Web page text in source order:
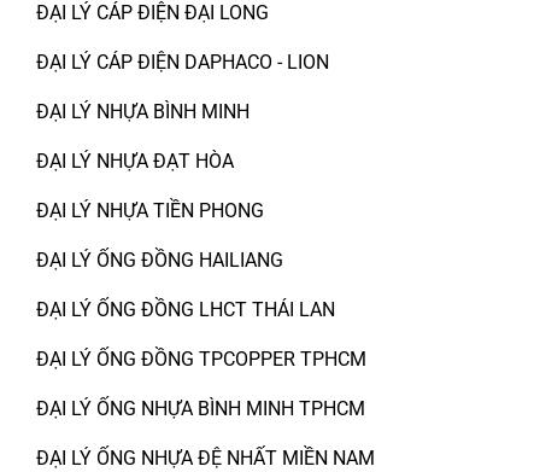
ĐẠI LÝ CÁP ĐIỆN ĐẠI LONG
ĐẠI LÝ CÁP ĐIỆN DAPHACO - LION
ĐẠI LÝ NHỰA BÌNH MINH
ĐẠI LÝ NHỰA ĐẠT HÒA
ĐẠI LÝ NHỰA TIỀN PHONG
ĐẠI LÝ ỐNG ĐỒNG HAILIANG
ĐẠI LÝ ỐNG ĐỒNG LHCT THÁI LAN
ĐẠI LÝ ỐNG ĐỒNG TPCOPPER TPHCM
ĐẠI LÝ ỐNG NHỰA BÌNH MINH TPHCM
ĐẠI LÝ ỐNG NHỰA ĐỆ NHẤT MIỀN NAM